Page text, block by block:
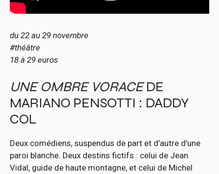
du 22 au 29 novembre
#théâtre
18 à 29 euros
UNE OMBRE VORACEDE
MARIANO PENSOTTI : DADDY
COL
Deux comédiens, suspendus de part et d’autre d’une
paroi blanche. Deux destins fictifs : celui de Jean
Vidal, guide de haute montagne, et celui de Michel